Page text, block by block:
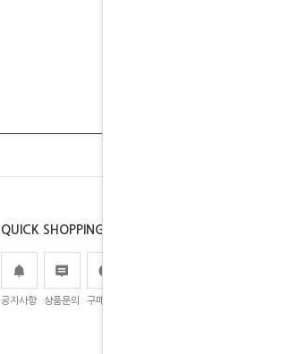
QUICK SHOPPING
공지사항 상품문의 구매후기